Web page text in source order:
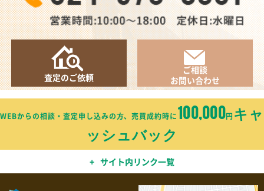
査定のご依頼
ご相談
お問い合わせ
WEBからの相談・査定申し込みの方、売買成約時に100,000円 キャ
ッシュバック
サイト内リンク一覧